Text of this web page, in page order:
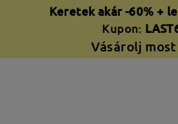
Keretek akár -60% +
Kupon:
Vásárolj most